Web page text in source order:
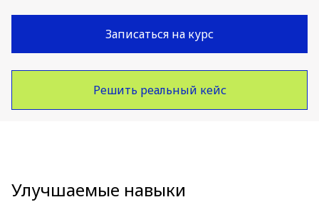
Записаться на курс
Решить реальный кейс
Улучшаемые навыки